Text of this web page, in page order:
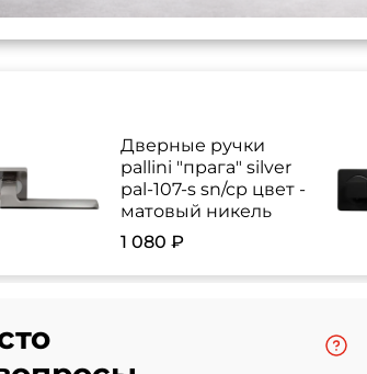
Дверные ручки
pallini "прага" silver
pal-107-s sn/cp цвет -
матовый никель
1 080 ₽